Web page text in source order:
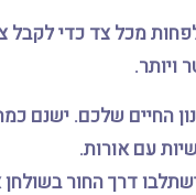
מכל צד כדי לקבל
החיים שלכם. ישנם
עם אורות.
דרך החור בשולחן